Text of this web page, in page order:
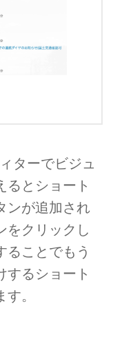
ターでビジュ
るとショート
ンが追加され
をクリックし
ることでもう
するショート
。